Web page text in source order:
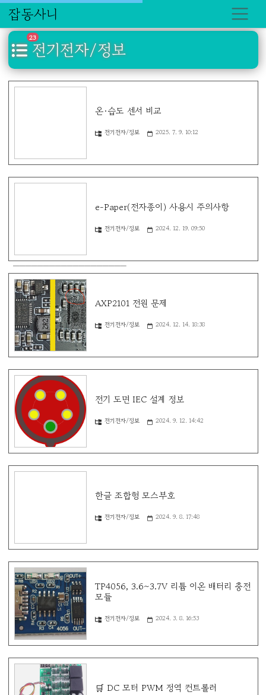
잡동사니
23
전기전자/정보
온·습도 센서 비교
전기전자/정보 2025. 7. 9. 10:12
e-Paper(전자종이) 사용시 주의사항
전기전자/정보 2024. 12. 19. 09:50
AXP2101 전원 문제
전기전자/정보 2024. 12. 14. 18:38
전기 도면 IEC 설계 정보
전기전자/정보 2024. 9. 12. 14:42
한글 조합형 모스부호
전기전자/정보 2024. 9. 8. 17:48
TP4056, 3.6~3.7V 리튬 이온 배터리 충전
모듈
전기전자/정보 2024. 3. 8. 16:53
🛒 DC 모터 PWM 정역 컨트롤러